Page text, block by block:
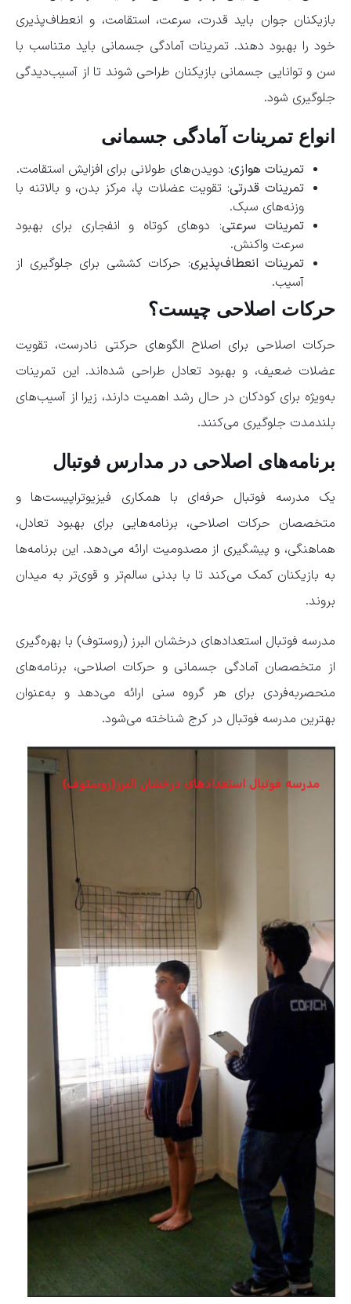
بازیکنان جوان باید قدرت، سرعت، استقامت، و انعطاف‌پذیری
خود را بهبود دهند. تمرینات آمادگی جسمانی باید متناسب با
سن و توانایی جسمانی بازیکنان طراحی شوند تا از آسیب‌دیدگی
جلوگیری شود.
انواع تمرینات آمادگی جسمانی
تمرینات هوازی: دویدن‌های طولانی برای افزایش استقامت.
تمرینات قدرتی: تقویت عضلات پا، مرکز بدن، و بالاتنه با
وزنه‌های سبک.
تمرینات سرعتی: دوهای کوتاه و انفجاری برای بهبود
سرعت واکنش.
تمرینات انعطاف‌پذیری: حرکات کششی برای جلوگیری از
آسیب.
حرکات اصلاحی چیست؟
حرکات اصلاحی برای اصلاح الگوهای حرکتی نادرست، تقویت
عضلات ضعیف، و بهبود تعادل طراحی شده‌اند. این تمرینات
به‌ویژه برای کودکان در حال رشد اهمیت دارند، زیرا از آسیب‌های
بلندمدت جلوگیری می‌کنند.
برنامه‌های اصلاحی در مدارس فوتبال
یک مدرسه فوتبال حرفه‌ای با همکاری فیزیوتراپیست‌ها و
متخصصان حرکات اصلاحی، برنامه‌هایی برای بهبود تعادل،
هماهنگی، و پیشگیری از مصدومیت ارائه می‌دهد. این برنامه‌ها
به بازیکنان کمک می‌کند تا با بدنی سالم‌تر و قوی‌تر به میدان
بروند.
مدرسه فوتبال استعدادهای درخشان البرز (روستوف) با بهره‌گیری
از متخصصان آمادگی جسمانی و حرکات اصلاحی، برنامه‌های
منحصربه‌فردی برای هر گروه سنی ارائه می‌دهد و به‌عنوان
بهترین مدرسه فوتبال در کرج شناخته می‌شود.